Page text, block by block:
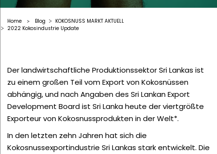
Home > Blog
KOKOSNUSS MARKT AKTUELL
2022 Kokosindustrie Update
Der landwirtschaftliche Produktionssektor Sri Lankas ist
zu einem großen Teil vom Export von Kokosnüssen
abhängig, und nach Angaben des Sri Lankan Export
Development Board ist Sri Lanka heute der viertgrößte
Exporteur von Kokosnussprodukten in der Welt*.
In den letzten zehn Jahren hat sich die
Kokosnussexportindustrie Sri Lankas stark entwickelt. Die